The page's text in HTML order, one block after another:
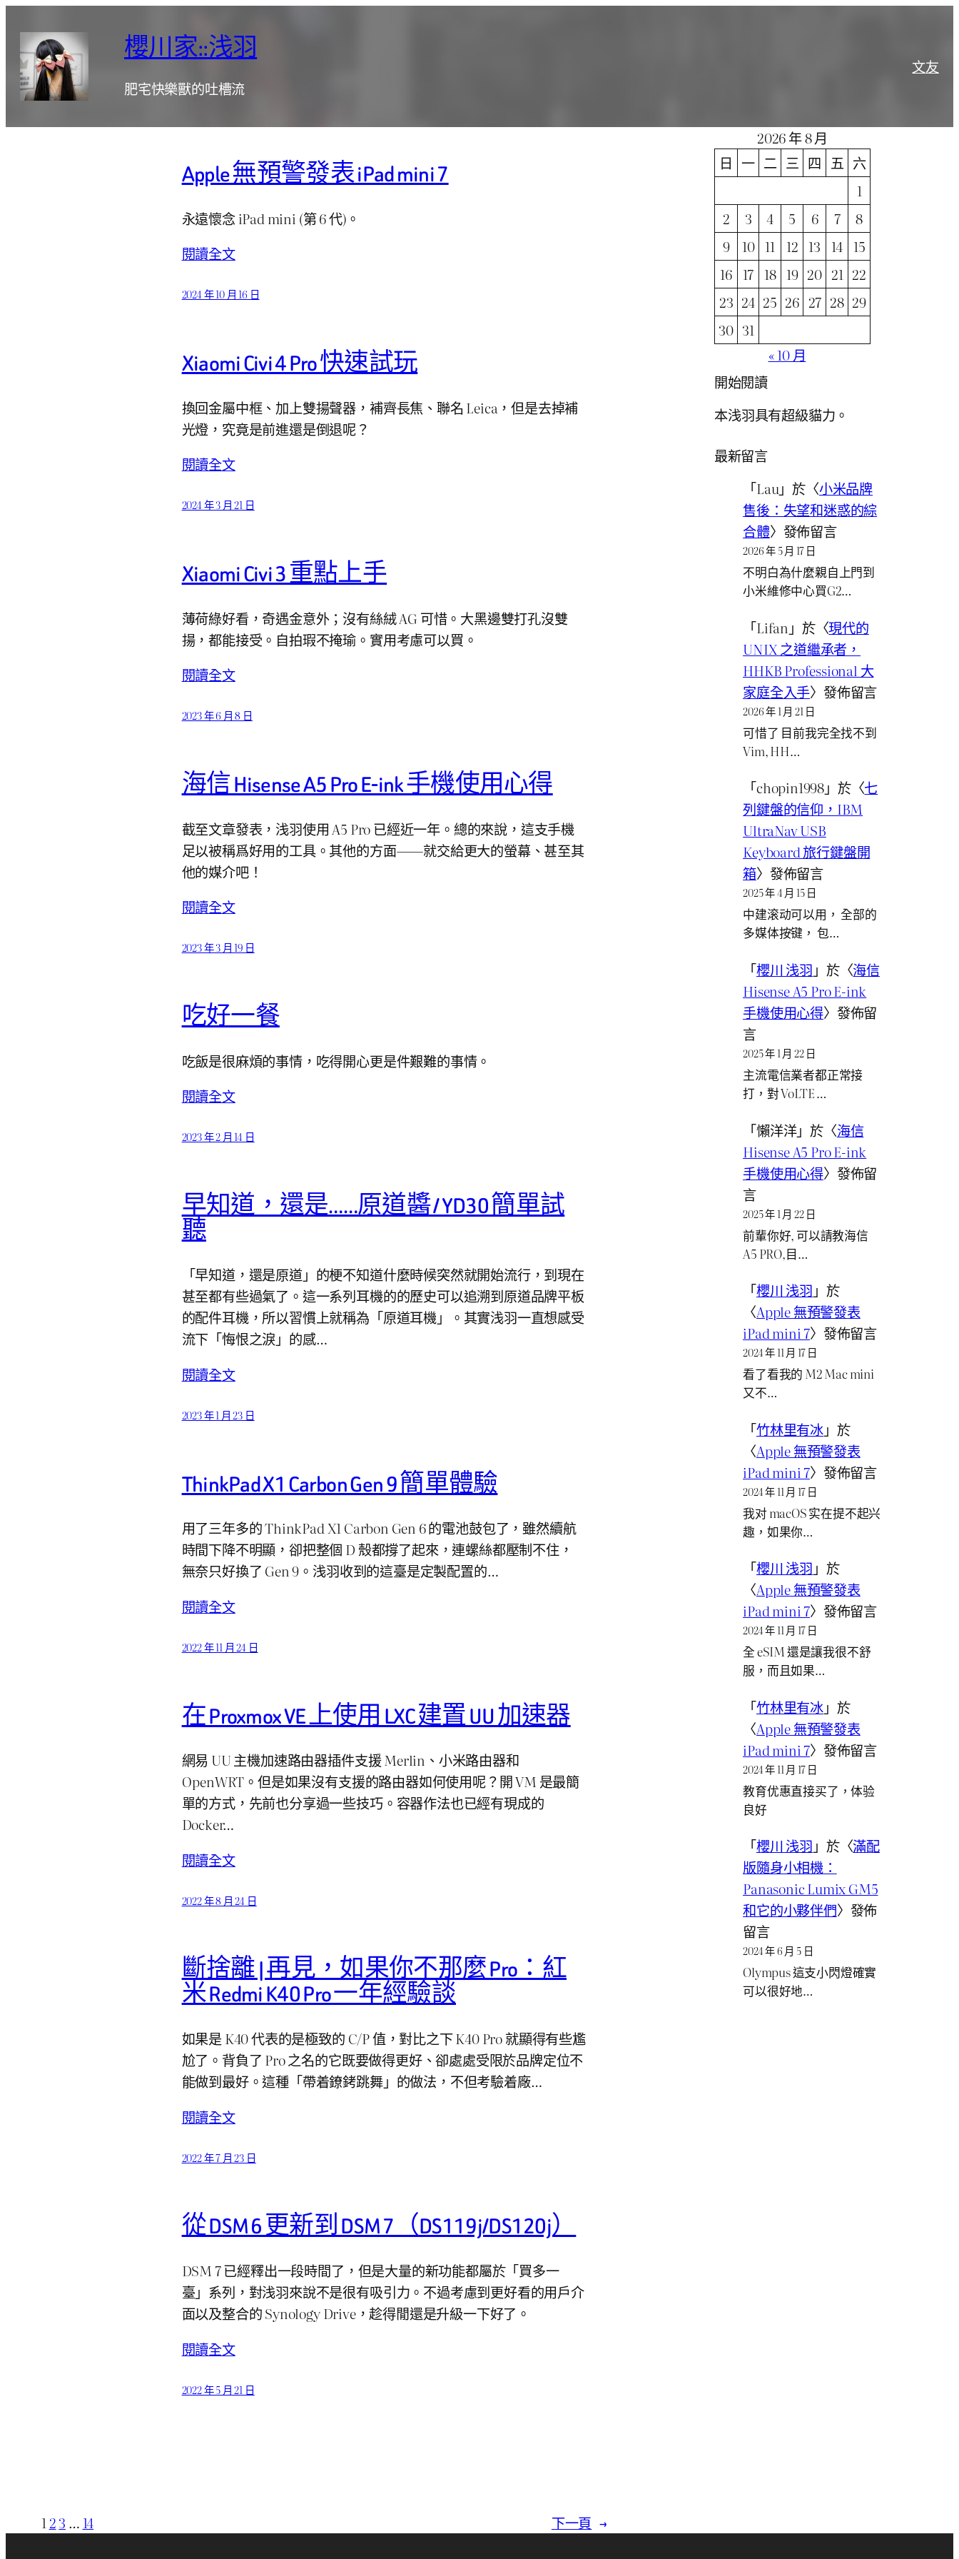
容
櫻川家::浅羽
肥宅快樂獸的吐槽流
文友
Apple 無預警發表 iPad mini 7
永遠懷念 iPad mini (第 6 代)。
閱讀全文
2024 年 10 月 16 日
Xiaomi Civi 4 Pro 快速試玩
換回金屬中框、加上雙揚聲器，補齊長焦、聯名 Leica，但是去掉補
光燈，究竟是前進還是倒退呢？
閱讀全文
2024 年 3 月 21 日
Xiaomi Civi 3 重點上手
薄荷綠好看，奇遇金意外；沒有絲絨 AG 可惜。大黑邊雙打孔沒雙
揚，都能接受。自拍瑕不掩瑜。實用考慮可以買。
閱讀全文
2023 年 6 月 8 日
海信 Hisense A5 Pro E-ink 手機使用心得
截至文章發表，浅羽使用 A5 Pro 已經近一年。總的來說，這支手機
足以被稱爲好用的工具。其他的方面——就交給更大的螢幕、甚至其
他的媒介吧！
閱讀全文
2023 年 3 月 19 日
吃好一餐
吃飯是很麻煩的事情，吃得開心更是件艱難的事情。
閱讀全文
2023 年 2 月 14 日
早知道，還是……原道醬 / YD30 簡單試
聽
「早知道，還是原道」的梗不知道什麼時候突然就開始流行，到現在
甚至都有些過氣了。這一系列耳機的的歷史可以追溯到原道品牌平板
的配件耳機，所以習慣上就稱為「原道耳機」。其實浅羽一直想感受
流下「悔恨之淚」的感…
閱讀全文
2023 年 1 月 23 日
ThinkPad X1 Carbon Gen 9 簡單體驗
用了三年多的 ThinkPad X1 Carbon Gen 6 的電池鼓包了，雖然續航
時間下降不明顯，卻把整個 D 殼都撐了起來，連螺絲都壓制不住，
無奈只好換了 Gen 9。浅羽收到的這臺是定製配置的…
閱讀全文
2022 年 11 月 24 日
在 Proxmox VE 上使用 LXC 建置 UU 加速器
網易 UU 主機加速路由器插件支援 Merlin、小米路由器和
OpenWRT。但是如果沒有支援的路由器如何使用呢？開 VM 是最簡
單的方式，先前也分享過一些技巧。容器作法也已經有現成的
Docker…
閱讀全文
2022 年 8 月 24 日
斷捨離 | 再見，如果你不那麼 Pro：紅
米 Redmi K40 Pro 一年經驗談
如果是 K40 代表的是極致的 C/P 值，對比之下 K40 Pro 就顯得有些尷
尬了。背負了 Pro 之名的它既要做得更好、卻處處受限於品牌定位不
能做到最好。這種「帶着鐐銬跳舞」的做法，不但考驗着廠…
閱讀全文
2022 年 7 月 23 日
從 DSM 6 更新到 DSM 7（DS119j/DS120j）
DSM 7 已經釋出一段時間了，但是大量的新功能都屬於「買多一
臺」系列，對浅羽來說不是很有吸引力。不過考慮到更好看的用戶介
面以及整合的 Synology Drive，趁得閒還是升級一下好了。
閱讀全文
2022 年 5 月 21 日
1 23 … 14 下一頁 →
2026 年 8 月
日 一 二 三 四 五 六
1
2
3 4 5 6 7
8
9
10 11 12 13 14 15
16 17 18 19 20 21 22
23 24 25 26 27 28 29
30 31
« 10 月
開始閱讀
本浅羽具有超級貓力。
最新留言
「Lau」於〈小米品牌
售後：失望和迷惑的綜
合體〉發佈留言
2026 年 5 月 17 日
不明白為什麼親自上門到
小米維修中心買G2…
「Lifan 」於〈現代的
UNIX 之道繼承者，
HHKB Professional 大
家庭全入手〉發佈留言
2026 年 1 月 21 日
可惜了 目前我完全找不到
Vim, HH…
「chopin1998」於〈七
列鍵盤的信仰，IBM
UltraNav USB
Keyboard 旅行鍵盤開
箱〉發佈留言
2025 年 4 月 15 日
中建滚动可以用， 全部的
多媒体按键， 包…
「櫻川 浅羽 」於〈海信
Hisense A5 Pro E-ink
手機使用心得〉發佈留
言
2025 年 1 月 22 日
主流電信業者都正常接
打，對 VoLTE …
「懶洋洋」於〈海信
Hisense A5 Pro E-ink
手機使用心得〉發佈留
言
2025 年 1 月 22 日
前輩你好, 可以請教海信
A5 PRO,目…
「櫻川 浅羽 」於
〈Apple 無預警發表
iPad mini 7〉發佈留言
2024 年 11 月 17 日
看了看我的 M2 Mac mini
又不…
「竹林里有冰」於
〈Apple 無預警發表
iPad mini 7〉發佈留言
2024 年 11 月 17 日
我对 macOS 实在提不起兴
趣，如果你…
「櫻川 浅羽 」於
〈Apple 無預警發表
iPad mini 7〉發佈留言
2024 年 11 月 17 日
全 eSIM 還是讓我很不舒
服，而且如果…
「竹林里有冰」於
〈Apple 無預警發表
iPad mini 7〉發佈留言
2024 年 11 月 17 日
教育优惠直接买了，体验
良好
「櫻川 浅羽 」於〈滿配
版隨身小相機：
Panasonic Lumix GM5
和它的小夥伴們〉發佈
留言
2024 年 6 月 5 日
Olympus 這支小閃燈確實
可以很好地…